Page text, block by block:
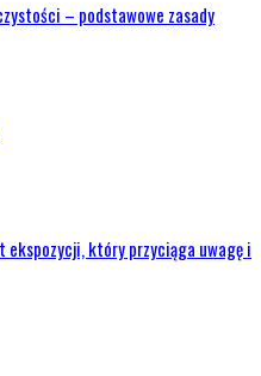
– podstawowe zasady
ekspozycji, który przyciąga uwagę i